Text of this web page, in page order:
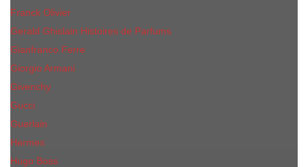
Franck Olivier
Gerald Ghislain Histoires de Parfums
Gianfranco Ferre
Giorgio Armani
Givenchy
Gucci
Guerlain
Hermes
Hugo Boss